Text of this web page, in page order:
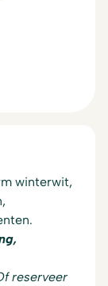
winterwit,
reserveer